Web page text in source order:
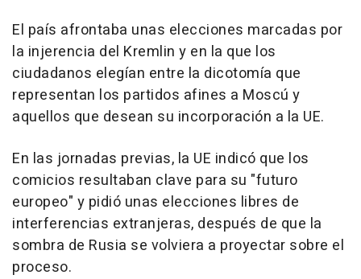
El país afrontaba unas elecciones marcadas por
la injerencia del Kremlin y en la que los
ciudadanos elegían entre la dicotomía que
representan los partidos afines a Moscú y
aquellos que desean su incorporación a la UE.
En las jornadas previas, la UE indicó que los
comicios resultaban clave para su "futuro
europeo" y pidió unas elecciones libres de
interferencias extranjeras, después de que la
sombra de Rusia se volviera a proyectar sobre el
proceso.